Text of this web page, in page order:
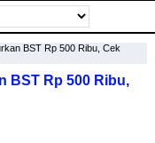
BST Rp 500 Ribu, Cek
BST Rp 500 Ribu,